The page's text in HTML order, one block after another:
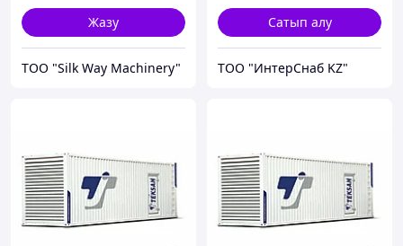
Жазу
TOO "Silk Way Machinery"
Сатып алу
ТОО "ИнтерСнаб KZ"